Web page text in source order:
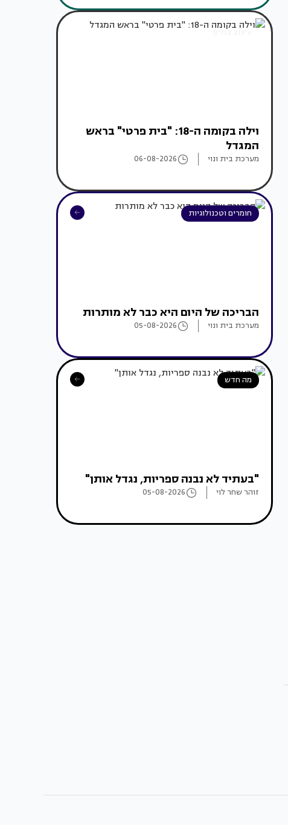
עיצוב בתים
וילה בקומה ה-18: "בית פרטי" בראש
המגדל
מערכת בית ונוי 06-08-2026
חומרים וטכנולוגיות
הבריכה של היום היא כבר לא מותרות
מערכת בית ונוי 05-08-2026
מה חדש
"בעתיד לא נבנה ספריות, נגדל אותן"
זוהר שחר לוי 05-08-2026